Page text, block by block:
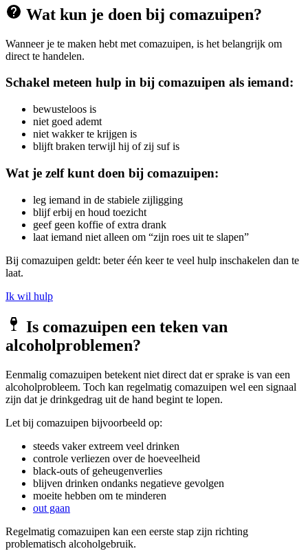
Wat kun je doen bij comazuipen?
Wanneer je te maken hebt met comazuipen, is het belangrijk om
direct te handelen.
Schakel meteen hulp in bij comazuipen als iemand:
bewusteloos is
niet goed ademt
niet wakker te krijgen is
blijft braken terwijl hij of zij suf is
Wat je zelf kunt doen bij comazuipen:
leg iemand in de stabiele zijligging
blijf erbij en houd toezicht
geef geen koffie of extra drank
laat iemand niet alleen om “zijn roes uit te slapen”
Bij comazuipen geldt: beter één keer te veel hulp inschakelen dan te
laat.
Ik wil hulp
Is comazuipen een teken van
alcoholproblemen?
Eenmalig comazuipen betekent niet direct dat er sprake is van een
alcoholprobleem. Toch kan regelmatig comazuipen wel een signaal
zijn dat je drinkgedrag uit de hand begint te lopen.
Let bij comazuipen bijvoorbeeld op:
steeds vaker extreem veel drinken
controle verliezen over de hoeveelheid
black-outs of geheugenverlies
blijven drinken ondanks negatieve gevolgen
moeite hebben om te minderen
out gaan
Regelmatig comazuipen kan een eerste stap zijn richting
problematisch alcoholgebruik.